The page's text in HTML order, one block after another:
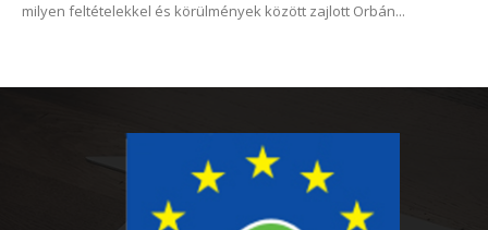
milyen feltételekkel és körülmények között zajlott Orbán...